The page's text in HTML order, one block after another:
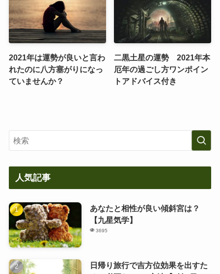
2021年は運勢が良いと言わ
れたのに八方塞がりになっ
ていませんか？
二黒土星の運勢 2021年本
厄年の過ごし方ワンポイン
トアドバイス付き
人気記事
あなたと相性が良い傾斜宮は？
【九星気学】
3695
日帰り旅行で吉方位効果を出すた